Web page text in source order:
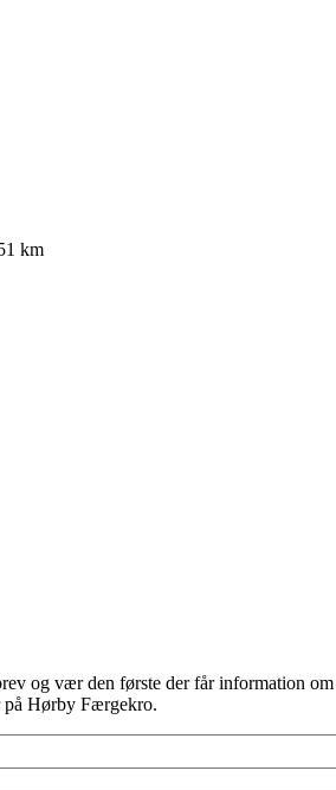
km
og vær den første der får information om
på Hørby Færgekro.